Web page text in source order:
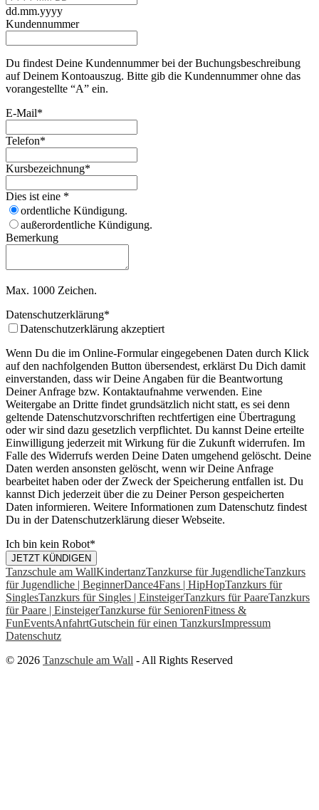
dd.mm.yyyy
Kundennummer
Du findest Deine Kundennummer bei der Buchungsbeschreibung
auf Deinem Kontoauszug. Bitte gib die Kundennummer ohne das
vorangestellte “A” ein.
E-Mail*
Telefon*
Kursbezeichnung*
Dies ist eine *
ordentliche Kündigung.
außerordentliche Kündigung.
Bemerkung
Max. 1000 Zeichen.
Datenschutzerklärung*
Datenschutzerklärung akzeptiert
Wenn Du die im Online-Formular eingegebenen Daten durch Klick
auf den nachfolgenden Button übersendest, erklärst Du Dich damit
einverstanden, dass wir Deine Angaben für die Beantwortung
Deiner Anfrage bzw. Kontaktaufnahme verwenden. Eine
Weitergabe an Dritte findet grundsätzlich nicht statt, es sei denn
geltende Datenschutzvorschriften rechtfertigen eine Übertragung
oder wir sind dazu gesetzlich verpflichtet. Du kannst Deine erteilte
Einwilligung jederzeit mit Wirkung für die Zukunft widerrufen. Im
Falle des Widerrufs werden Deine Daten umgehend gelöscht. Deine
Daten werden ansonsten gelöscht, wenn wir Deine Anfrage
bearbeitet haben oder der Zweck der Speicherung entfallen ist. Du
kannst Dich jederzeit über die zu Deiner Person gespeicherten
Daten informieren. Weitere Informationen zum Datenschutz findest
Du in der Datenschutzerklärung dieser Webseite.
Ich bin kein Robot*
JETZT KÜNDIGEN
Tanzschule am WallKindertanzTanzkurse für JugendlicheTanzkurs
für Jugendliche | BeginnerDance4Fans | HipHopTanzkurs für
SinglesTanzkurs für Singles | EinsteigerTanzkurs für PaareTanzkurs
für Paare | EinsteigerTanzkurse für SeniorenFitness &
FunEventsAnfahrtGutschein für einen TanzkursImpressum
Datenschutz
© 2026 Tanzschule am Wall - All Rights Reserved